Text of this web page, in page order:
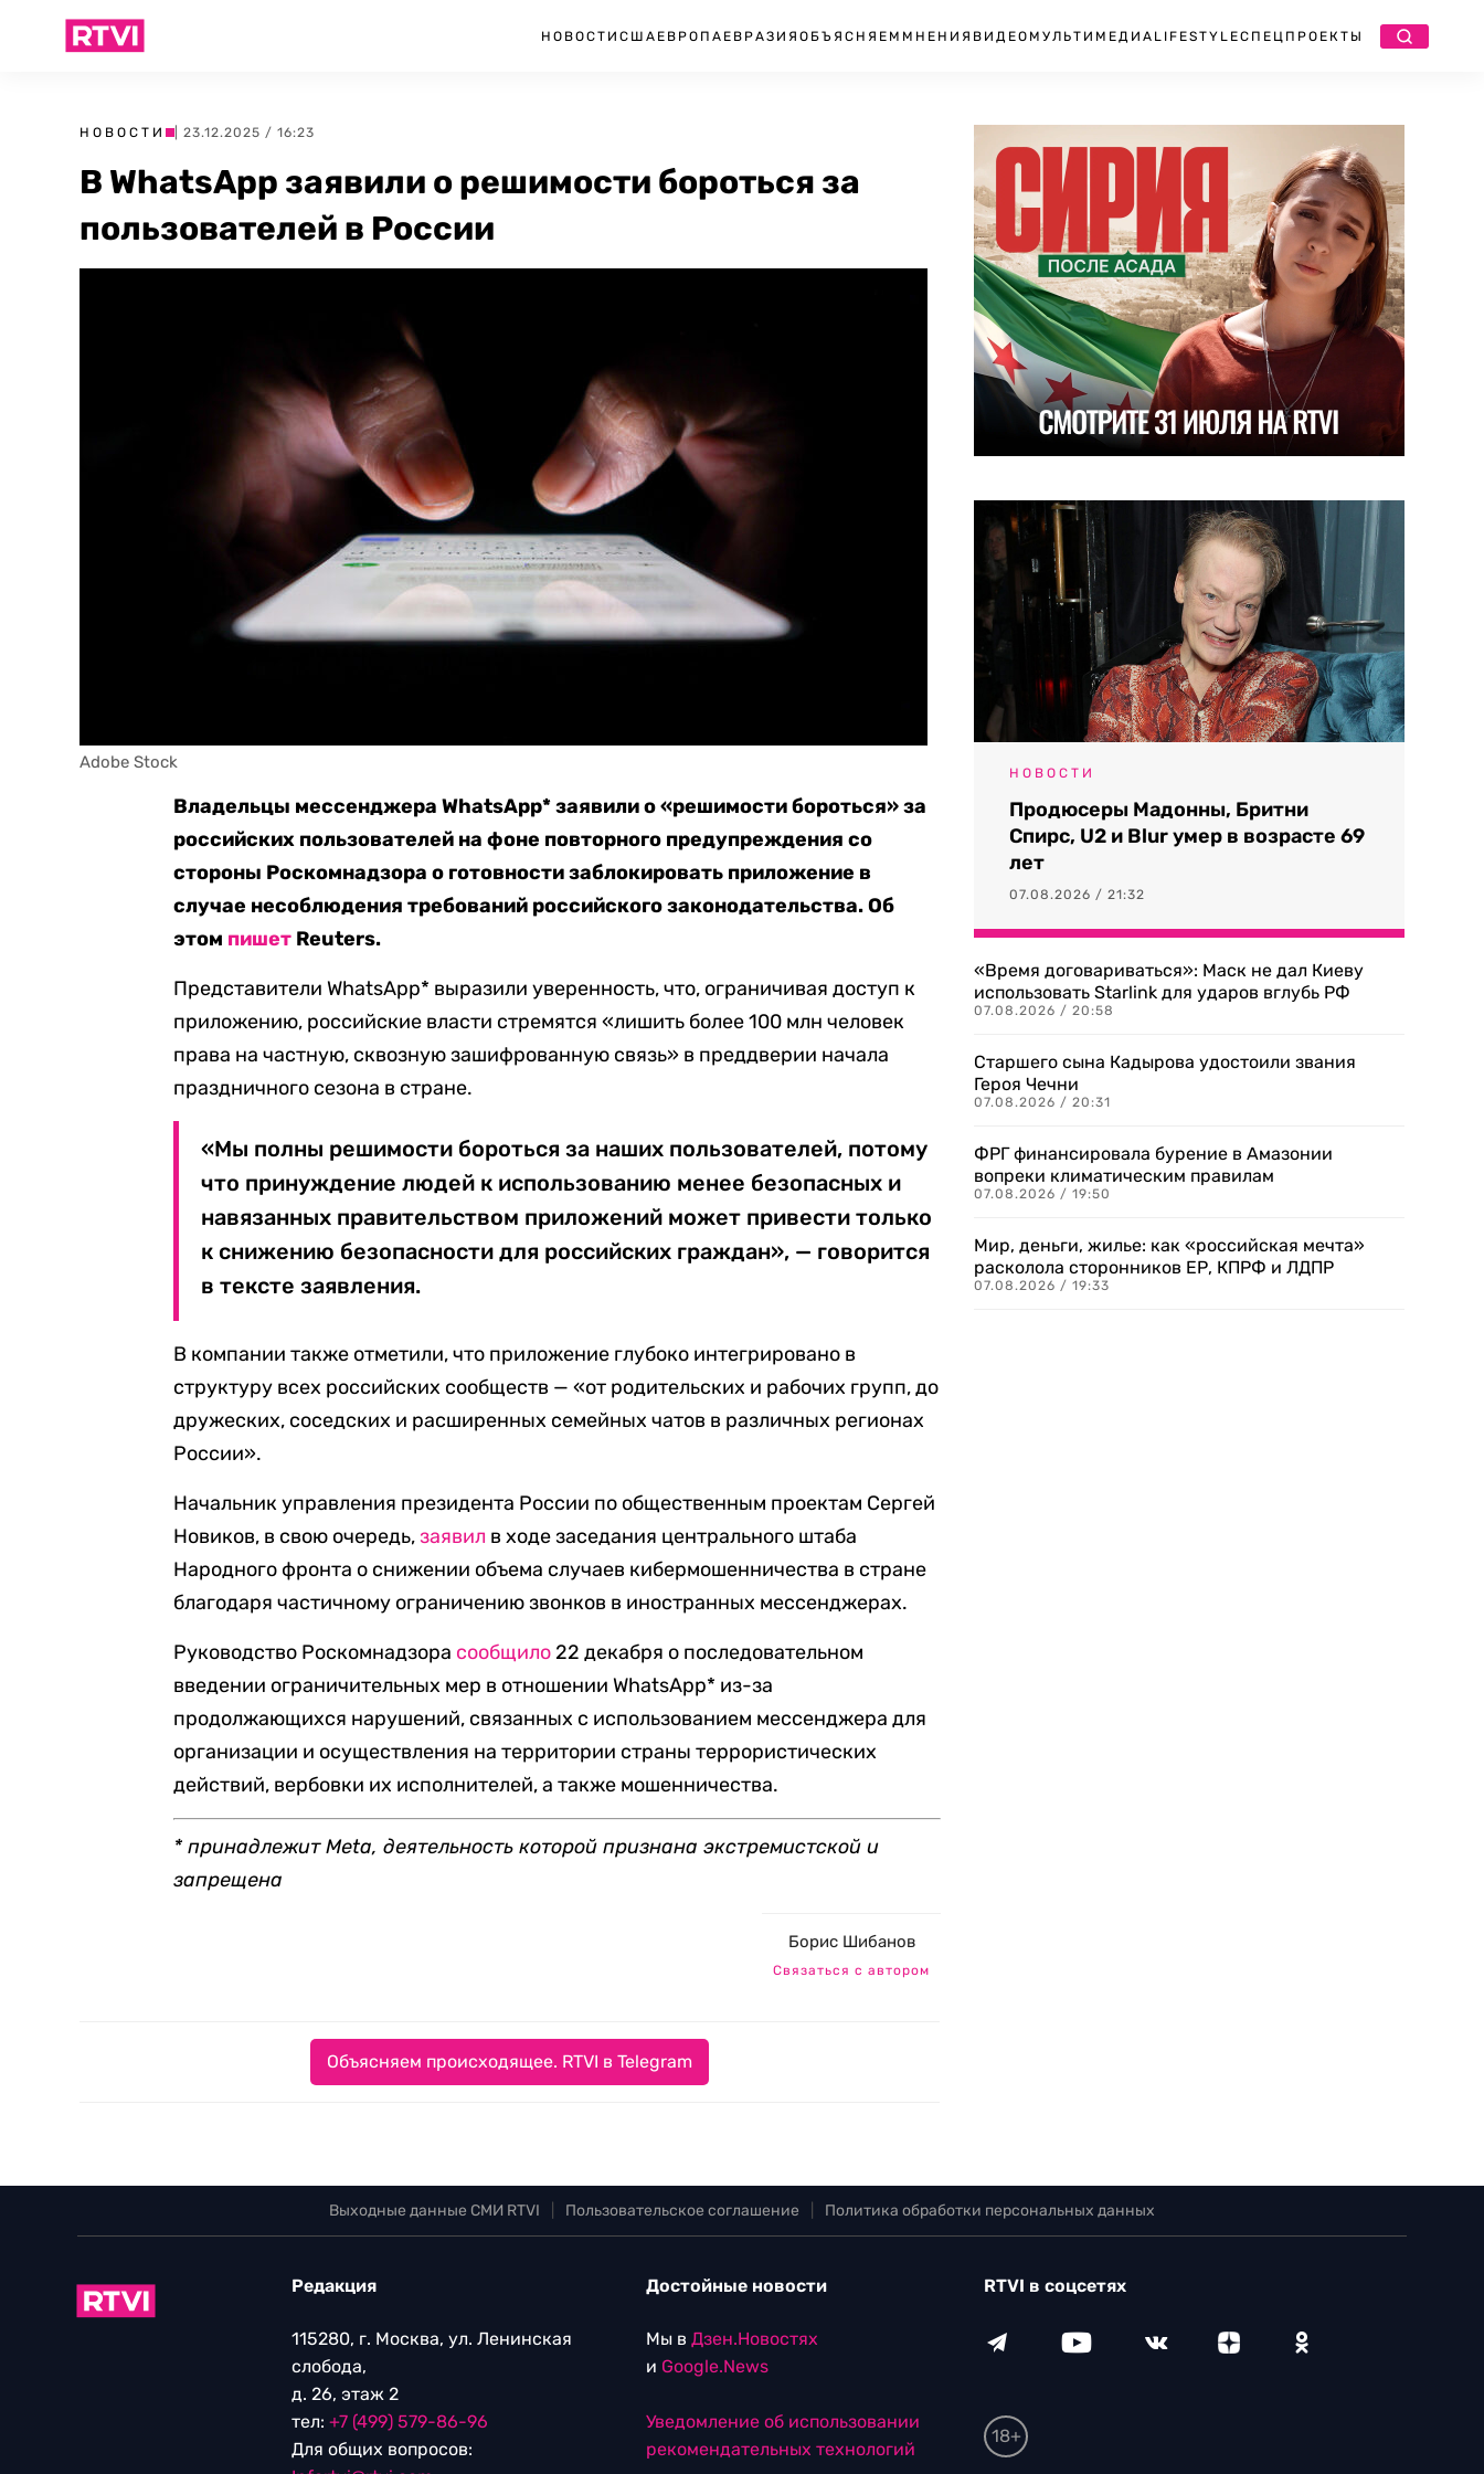
НОВОСТИ США ЕВРОПА ЕВРАЗИЯ ОБЪЯСНЯЕМ МНЕНИЯ ВИДЕО МУЛЬТИМЕДИА LIFESTYLEСПЕЦПРОЕКТЫ
НОВОСТИ | 23.12.2025 / 16:23
В WhatsApp заявили о решимости бороться за
пользователей в России
Adobe Stock
Владельцы мессенджера WhatsApp* заявили о «решимости бороться» за
российских пользователей на фоне повторного предупреждения со
стороны Роскомнадзора о готовности заблокировать приложение в
случае несоблюдения требований российского законодательства. Об
этом пишет Reuters.
Представители WhatsApp* выразили уверенность, что, ограничивая доступ к
приложению, российские власти стремятся «лишить более 100 млн человек
права на частную, сквозную зашифрованную связь» в преддверии начала
праздничного сезона в стране.
«Мы полны решимости бороться за наших пользователей, потому
что принуждение людей к использованию менее безопасных и
навязанных правительством приложений может привести только
к снижению безопасности для российских граждан», — говорится
в тексте заявления.
В компании также отметили, что приложение глубоко интегрировано в
структуру всех российских сообществ — «от родительских и рабочих групп, до
дружеских, соседских и расширенных семейных чатов в различных регионах
России».
Начальник управления президента России по общественным проектам Сергей
Новиков, в свою очередь,заявил в ходе заседания центрального штаба
Народного фронта о снижении объема случаев кибермошенничества в стране
благодаря частичному ограничению звонков в иностранных мессенджерах.
Руководство Роскомнадзора сообщило22 декабря о последовательном
введении ограничительных мер в отношении WhatsApp* из-за
продолжающихся нарушений, связанных с использованием мессенджера для
организации и осуществления на территории страны террористических
действий, вербовки их исполнителей, а также мошенничества.
* принадлежит Meta, деятельность которой признана экстремистской и
запрещена
Борис Шибанов
Связаться с автором
Объясняем происходящее. RTVI в Telegram
НОВОСТИ
Продюсеры Мадонны, Бритни
Спирс, U2 и Blur умер в возрасте 69
лет
07.08.2026 / 21:32
«Время договариваться»: Маск не дал Киеву
использовать Starlink для ударов вглубь РФ
07.08.2026 / 20:58
Старшего сына Кадырова удостоили звания
Героя Чечни
07.08.2026 / 20:31
ФРГ финансировала бурение в Амазонии
вопреки климатическим правилам
07.08.2026 / 19:50
Мир, деньги, жилье: как «российская мечта»
расколола сторонников ЕР, КПРФ и ЛДПР
07.08.2026 / 19:33
Выходные данные СМИ RTVI Пользовательское соглашение Политика обработки персональных данных
Редакция
115280, г. Москва, ул. Ленинская
слобода,
д. 26, этаж 2
тел: +7 (499) 579-86-96
Для общих вопросов:
Достойные новости
Мы в Дзен.Новостях
и Google.News
Уведомление об использовании
рекомендательных технологий
RTVI в соцсетях
18+